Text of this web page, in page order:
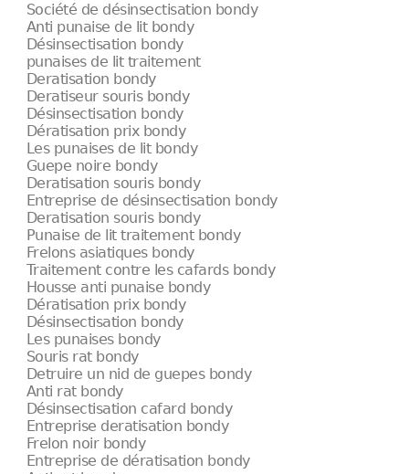
Société de désinsectisation bondy
Anti punaise de lit bondy
Désinsectisation bondy
punaises de lit traitement
Deratisation bondy
Deratiseur souris bondy
Désinsectisation bondy
Dératisation prix bondy
Les punaises de lit bondy
Guepe noire bondy
Deratisation souris bondy
Entreprise de désinsectisation bondy
Deratisation souris bondy
Punaise de lit traitement bondy
Frelons asiatiques bondy
Traitement contre les cafards bondy
Housse anti punaise bondy
Dératisation prix bondy
Désinsectisation bondy
Les punaises bondy
Souris rat bondy
Detruire un nid de guepes bondy
Anti rat bondy
Désinsectisation cafard bondy
Entreprise deratisation bondy
Frelon noir bondy
Entreprise de dératisation bondy